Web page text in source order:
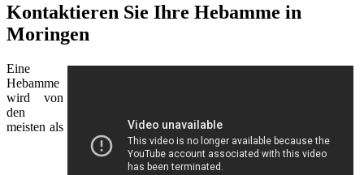
Kontaktieren Sie Ihre Hebamme in
Moringen
Eine
Hebamme
wird von
den
meisten als